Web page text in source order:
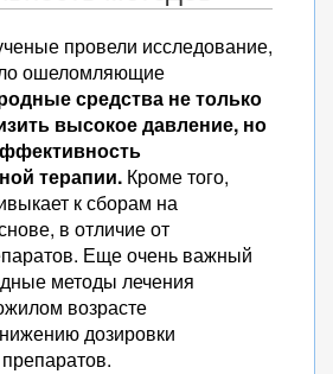
провели исследование,
ошеломляющие
средства не только
высокое давление, но
терапии. Кроме того,
к сборам на
в отличие от
Еще очень важный
методы лечения
возрасте
дозировки